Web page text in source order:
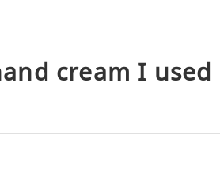
cream I used